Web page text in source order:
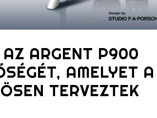
ARGENT P900
AMELYET A
TERVEZTEK